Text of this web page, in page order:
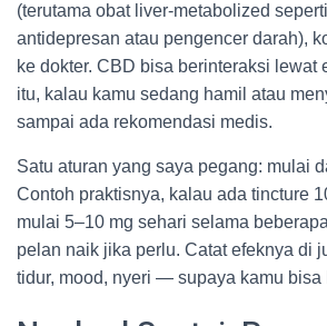
(terutama obat liver-metabolized
antidepresan atau pengencer darah),
ke dokter. CBD bisa berinteraksi lewat
itu, kalau kamu sedang hamil atau
sampai ada rekomendasi medis.
Satu aturan yang saya pegang: mulai
Contoh praktisnya, kalau ada tincture
mulai 5–10 mg sehari selama
pelan naik jika perlu. Catat efeknya di
tidur, mood, nyeri — supaya kamu bisa